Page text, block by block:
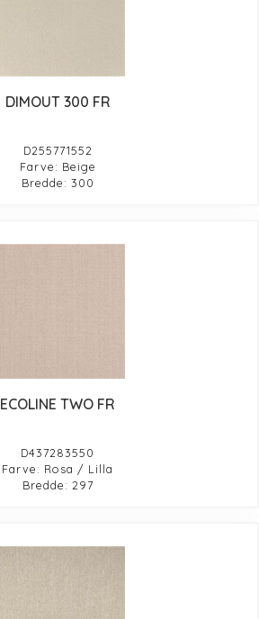
DIMOUT 300 FR
D255771552
Farve: Beige
Bredde: 300
ECOLINE TWO FR
D437283550
Farve: Rosa / Lilla
Bredde: 297